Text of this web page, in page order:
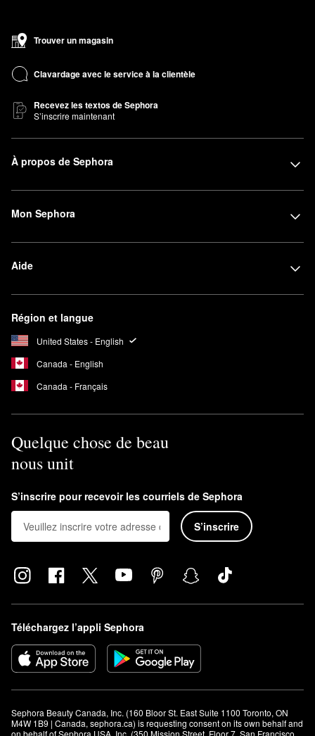
Trouver un magasin
Clavardage avec le service à la clientèle
Recevez les textos de Sephora
S’inscrire maintenant
À propos de Sephora
Mon Sephora
Aide
Région et langue
United States - English
Canada - English
Canada - Français
Quelque chose de beau
nous unit
S’inscrire pour recevoir les courriels de Sephora
S’inscrire
Téléchargez l’appli Sephora
Sephora Beauty Canada, Inc. (160 Bloor St. East Suite 1100 Toronto, ON
M4W 1B9 | Canada, sephora.ca) is requesting consent on its own behalf and
on behalf of Sephora USA, Inc. (350 Mission Street, Floor 7, San Francisco,